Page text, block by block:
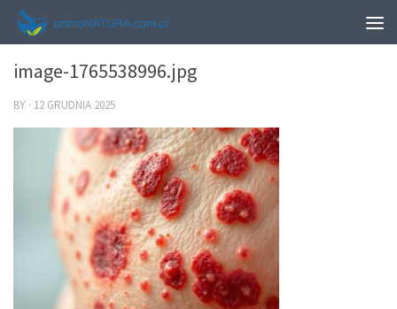
0
image-1765538996.jpg
BY · 12 GRUDNIA 2025